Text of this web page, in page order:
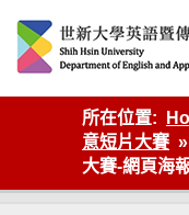
content
英語傳播
所在位置:
意短片大賽
大賽-網頁海